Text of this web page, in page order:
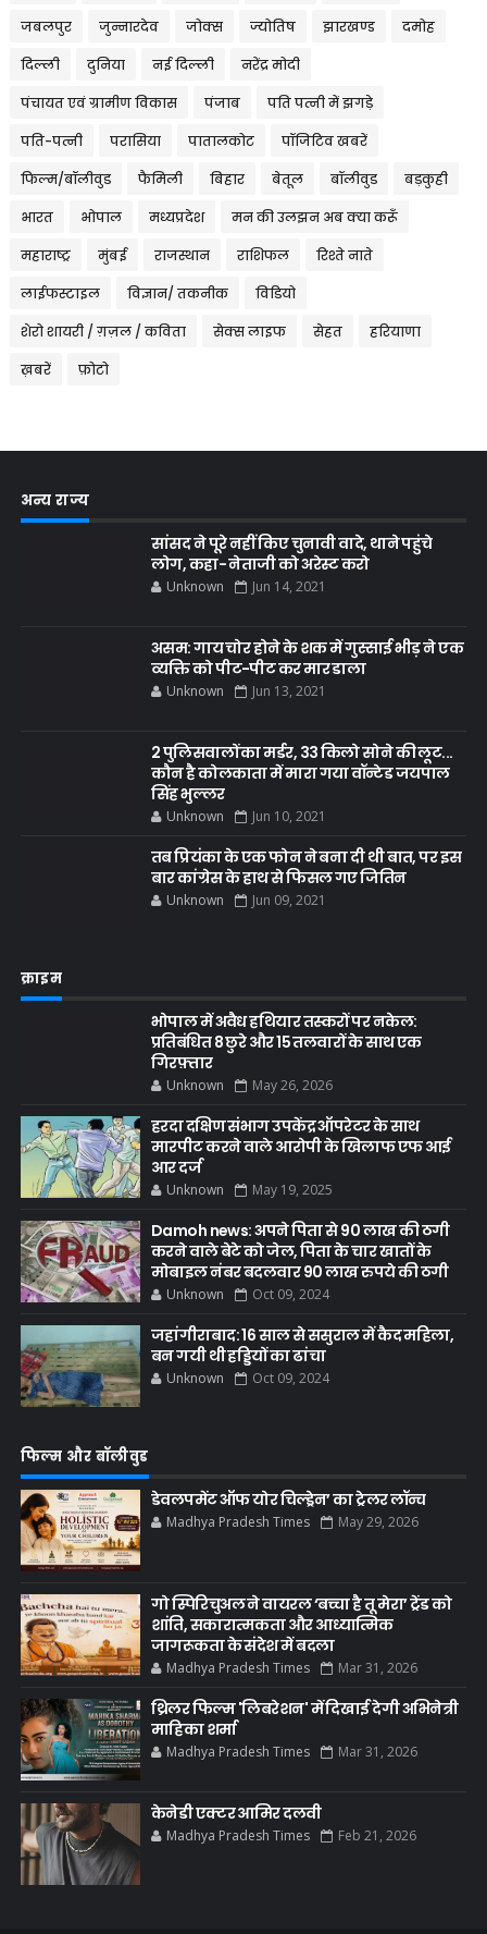
जबलपुर जुन्नारदेव जोक्स ज्योतिष झारखण्ड दमोह
दिल्ली दुनिया नई दिल्ली नरेंद्र मोदी
पंचायत एवं ग्रामीण विकास पंजाब पति पत्नी में झगड़े
पति-पत्नी परासिया पातालकोट पॉजिटिव खबरें
फिल्म/बॉलीवुड फैमिली बिहार बेतूल बॉलीवुड बड़कुही
भारत भोपाल मध्यप्रदेश मन की उलझन अब क्या करूँ
महाराष्ट्र मुंबई राजस्थान राशिफल रिश्ते नाते
लाईफस्टाइल विज्ञान/ तकनीक विडियो
शेरो शायरी / ग़ज़ल / कविता सेक्स लाइफ सेहत हरियाणा
ख़बरें फ़ोटो
अन्य राज्य
सांसद ने पूरे नहीं किए चुनावी वादे, थाने पहुंचे
लोग, कहा- नेताजी को अरेस्ट करो
Unknown Jun 14, 2021
असम: गाय चोर होने के शक में गुस्साई भीड़ ने एक
व्यक्ति को पीट-पीट कर मार डाला
Unknown Jun 13, 2021
2 पुलिसवालों का मर्डर, 33 किलो सोने की लूट...
कौन है कोलकाता में मारा गया वॉन्टेड जयपाल
सिंह भुल्लर
Unknown Jun 10, 2021
तब प्रियंका के एक फोन ने बना दी थी बात, पर इस
बार कांग्रेस के हाथ से फिसल गए जितिन
Unknown Jun 09, 2021
क्राइम
भोपाल में अवैध हथियार तस्करों पर नकेल:
प्रतिबंधित 8 छुरे और 15 तलवारों के साथ एक
गिरफ़्तार
Unknown May 26, 2026
हरदा दक्षिण संभाग उपकेंद्र ऑपरेटर के साथ
मारपीट करने वाले आरोपी के खिलाफ एफ आई
आर दर्ज
Unknown May 19, 2025
Damoh news: अपने पिता से 90 लाख की ठगी
करने वाले बेटे को जेल, पिता के चार खातों के
मोबाइल नंबर बदलवार 90 लाख रुपये की ठगी
Unknown Oct 09, 2024
जहांगीराबाद: 16 साल से ससुराल में कैद महिला,
बन गयी थी हड्डियों का ढांचा
Unknown Oct 09, 2024
फिल्म और बॉलीवुड
डेवलपमेंट ऑफ योर चिल्ड्रेन’ का ट्रेलर लॉन्च
Madhya Pradesh Times May 29, 2026
गो स्पिरिचुअल ने वायरल ‘बच्चा है तू मेरा’ ट्रेंड को
शांति, सकारात्मकता और आध्यात्मिक
जागरूकता के संदेश में बदला
Madhya Pradesh Times Mar 31, 2026
थ्रिलर फिल्म 'लिबरेशन' में दिखाई देगी अभिनेत्री
माहिका शर्मा
Madhya Pradesh Times Mar 31, 2026
केनेडी एक्टर आमिर दलवी
Madhya Pradesh Times Feb 21, 2026